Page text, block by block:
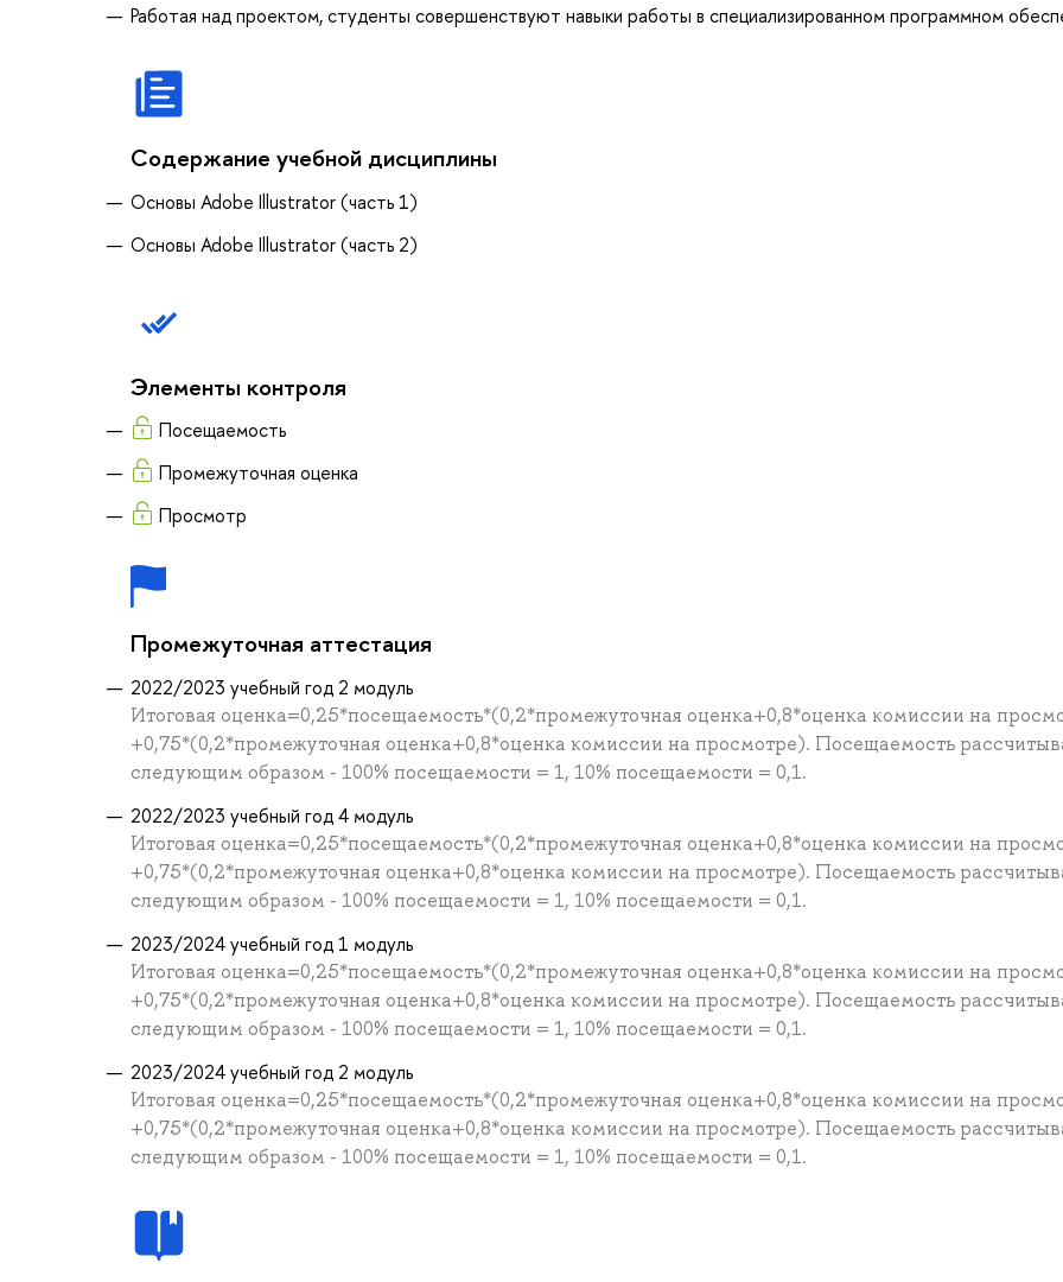
Работая над проектом, студенты совершенствуют навыки работы в специализированном программном
Содержание учебной дисциплины
Основы Adobe Illustrator (часть 1)
Основы Adobe Illustrator (часть 2)
Элементы контроля
Посещаемость
Промежуточная оценка
Просмотр
Промежуточная аттестация
2022/2023 учебный год 2 модуль
Итоговая оценка=0,25*посещаемость*(0,2*промежуточная оценка+0,8*оценка комиссии на
+0,75*(0,2*промежуточная оценка+0,8*оценка комиссии на просмотре). Посещаемость
следующим образом - 100% посещаемости = 1, 10% посещаемости = 0,1.
2022/2023 учебный год 4 модуль
Итоговая оценка=0,25*посещаемость*(0,2*промежуточная оценка+0,8*оценка комиссии на
+0,75*(0,2*промежуточная оценка+0,8*оценка комиссии на просмотре). Посещаемость
следующим образом - 100% посещаемости = 1, 10% посещаемости = 0,1.
2023/2024 учебный год 1 модуль
Итоговая оценка=0,25*посещаемость*(0,2*промежуточная оценка+0,8*оценка комиссии на
+0,75*(0,2*промежуточная оценка+0,8*оценка комиссии на просмотре). Посещаемость
следующим образом - 100% посещаемости = 1, 10% посещаемости = 0,1.
2023/2024 учебный год 2 модуль
Итоговая оценка=0,25*посещаемость*(0,2*промежуточная оценка+0,8*оценка комиссии на
+0,75*(0,2*промежуточная оценка+0,8*оценка комиссии на просмотре). Посещаемость
следующим образом - 100% посещаемости = 1, 10% посещаемости = 0,1.